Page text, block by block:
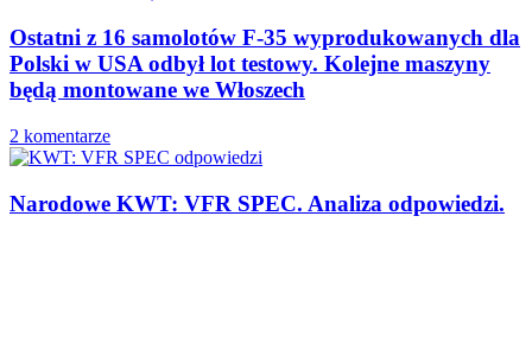
Ostatni z 16 samolotów F-35 wyprodukowanych dla
Polski w USA odbył lot testowy. Kolejne maszyny
będą montowane we Włoszech
2 komentarze
Narodowe KWT: VFR SPEC. Analiza odpowiedzi.